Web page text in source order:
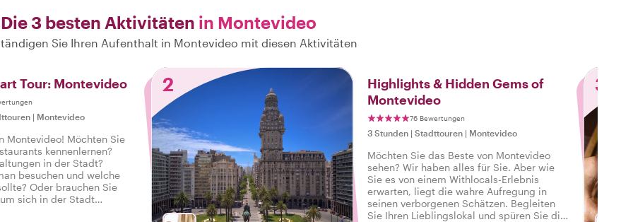
Die 3 besten Aktivitäten in Montevideo
Sie Ihren Aufenthalt in Montevideo mit diesen Aktivitäten
Tour: Montevideo
| Montevideo
Montevideo! Möchten Sie
kennenlernen?
in der Stadt?
besuchen und welche
Oder brauchen Sie
sich in der Stadt
2
Highlights & Hidden Gems of
Montevideo
76 Bewertungen
3 Stunden | Stadttouren | Montevideo
Möchten Sie das Beste von Montevideo
sehen? Wir haben alles für Sie. Aber wie
Sie es von einem Withlocals-Erlebnis
erwarten, liegt die wahre Aufregung in
seinen verborgenen Schätzen. Begleiten
Sie Ihren Lieblingslokal und spüren Sie die
3